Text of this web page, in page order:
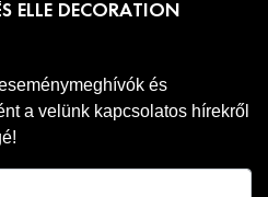
ELLE DECORATION
és
a velünk kapcsolatos hírekről